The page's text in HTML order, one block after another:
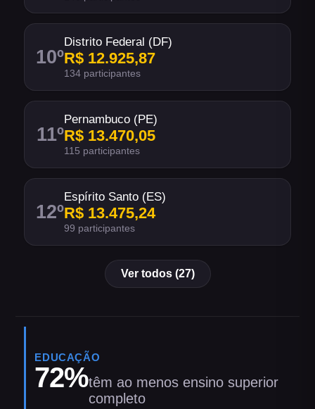
10º
Distrito Federal (DF)
R$ 12.925,87
134 participantes
11º
Pernambuco (PE)
R$ 13.470,05
115 participantes
12º
Espírito Santo (ES)
R$ 13.475,24
99 participantes
Ver todos (27)
EDUCAÇÃO
72%têm ao menos ensino superior
completo